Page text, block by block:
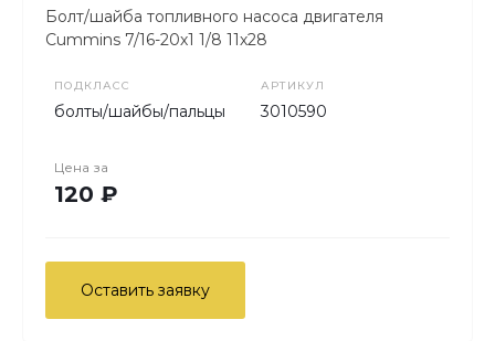
Болт/шайба топливного насоса двигателя
Cummins 7/16-20х1 1/8 11х28
ПОДКЛАСС
болты/шайбы/пальцы
АРТИКУЛ
3010590
Цена за
120 ₽
Оставить заявку